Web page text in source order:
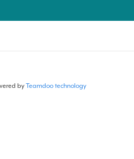
by Teamdoo technology